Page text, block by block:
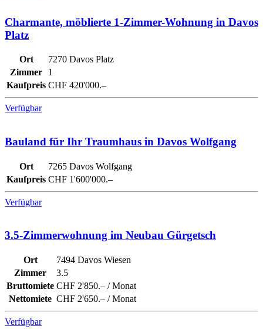
Charmante, möblierte 1-Zimmer-Wohnung in Davos
Platz
Ort
7270 Davos Platz
Zimmer
1
Kaufpreis CHF 420'000.–
Verfügbar
Bauland für Ihr Traumhaus in Davos Wolfgang
Ort
7265 Davos Wolfgang
Kaufpreis CHF 1'600'000.–
Verfügbar
3.5-Zimmerwohnung im Neubau Gürgetsch
Ort
7494 Davos Wiesen
Zimmer
3.5
Bruttomiete CHF 2'850.– / Monat
Nettomiete CHF 2'650.– / Monat
Verfügbar